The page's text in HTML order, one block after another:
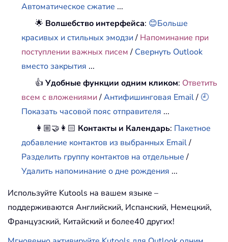
Автоматическое сжатие ...
🌟 Волшебство интерфейса: 😊Больше
красивых и стильных эмодзи/ Напоминание при
поступлении важных писем/ Свернуть Outlook
вместо закрытия ...
👍Удобные функции одним кликом: Ответить
всем с вложениями /Антифишинговая Email/ 🕘
Показать часовой пояс отправителя ...
👩🏼‍🤝‍👩🏻 Контакты и Календарь: Пакетное
добавление контактов из выбранных Email/
Разделить группу контактов на отдельные/
Удалить напоминание о дне рождения ...
Используйте Kutools на вашем языке –
поддерживаются Английский, Испанский, Немецкий,
Французский, Китайский и более40 других!